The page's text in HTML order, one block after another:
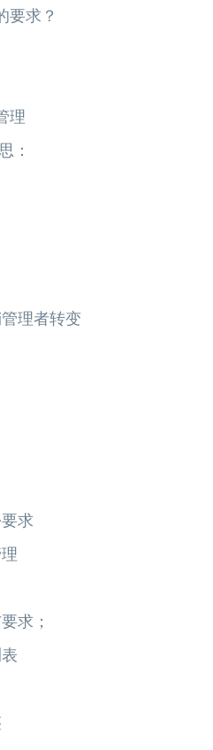
要求？
理
：
理者转变
求
求；